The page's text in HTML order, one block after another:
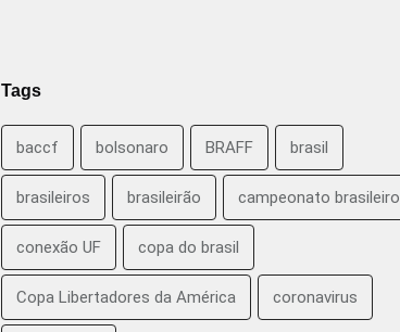
Tags
baccf bolsonaro BRAFF brasil
brasileiros brasileirão campeonato brasileiro
conexão UF copa do brasil
Copa Libertadores da América coronavirus